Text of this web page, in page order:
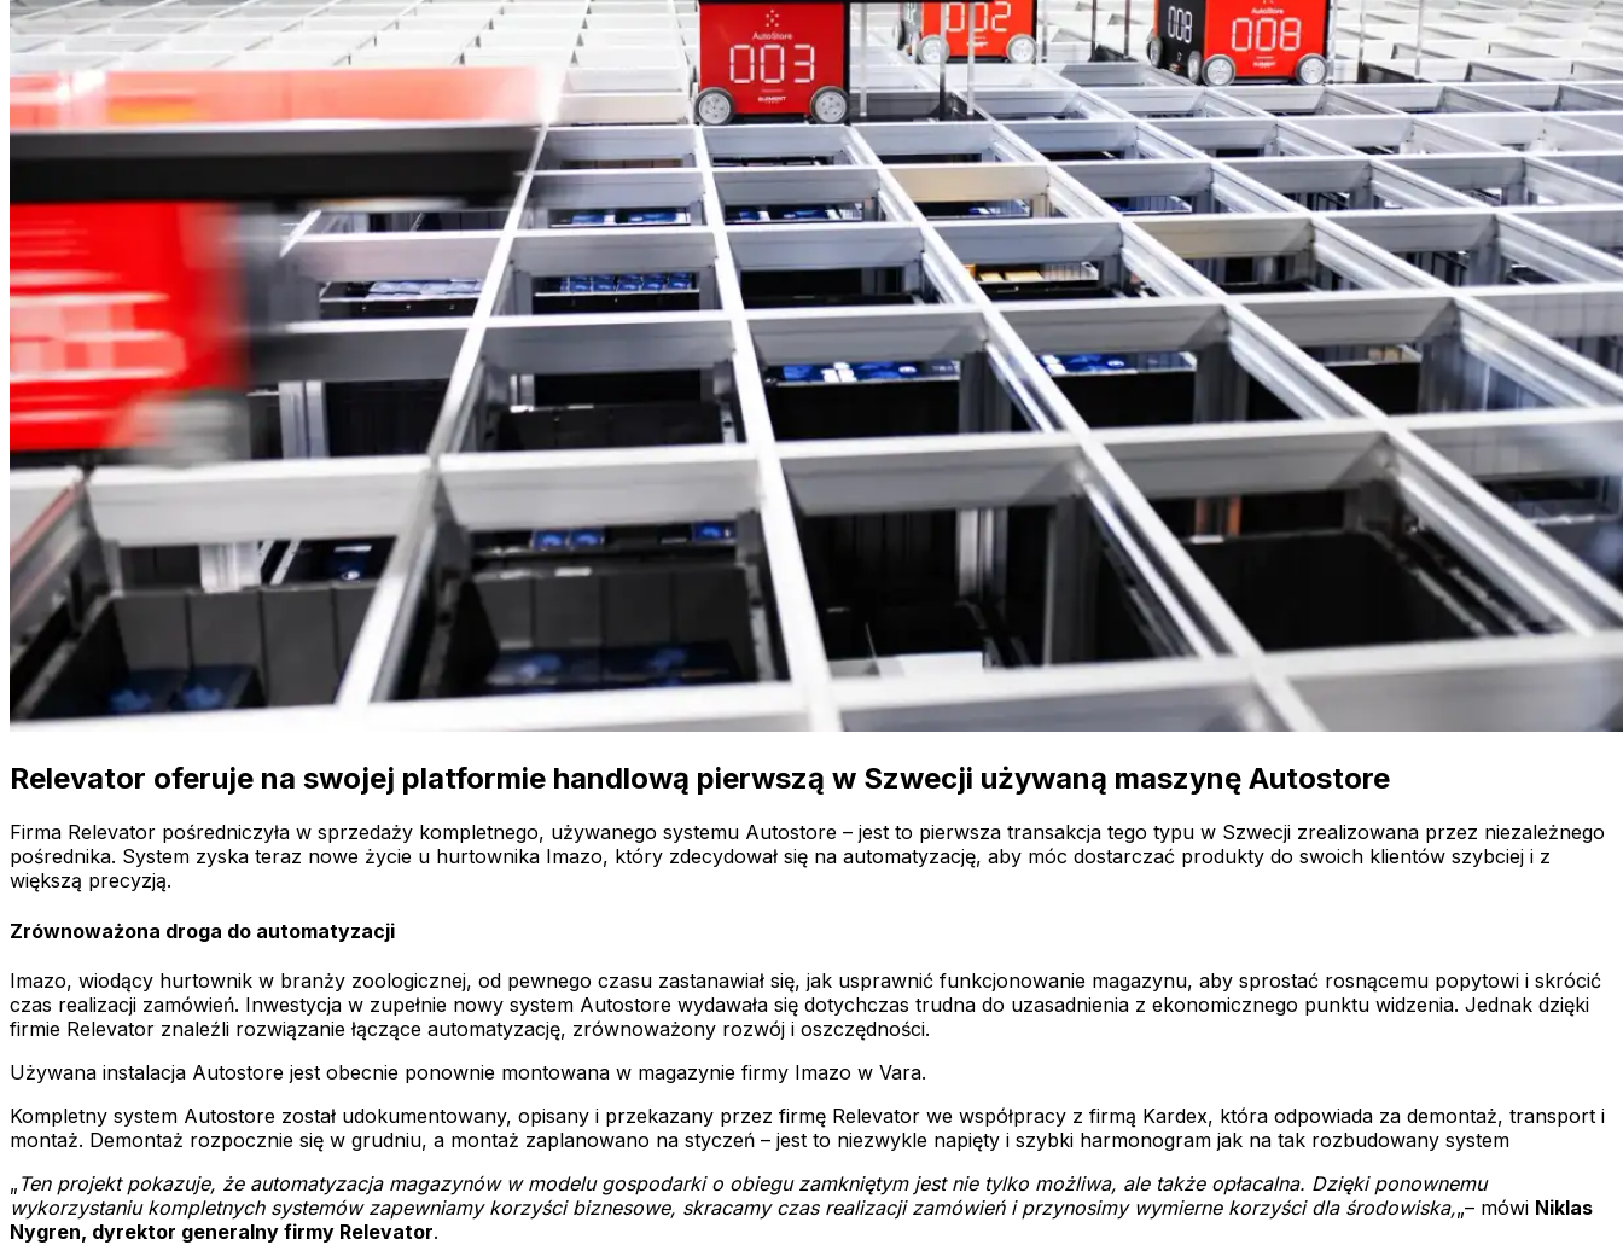
Relevator oferuje na swojej platformie handlową pierwszą w Szwecji używaną maszynę Autostore
Firma Relevator pośredniczyła w sprzedaży kompletnego, używanego systemu Autostore – jest to pierwsza transakcja tego typu w Szwecji zrealizowana przez niezależnego
pośrednika. System zyska teraz nowe życie u hurtownika Imazo, który zdecydował się na automatyzację, aby móc dostarczać produkty do swoich klientów szybciej i z
większą precyzją.
Zrównoważona droga do automatyzacji
Imazo, wiodący hurtownik w branży zoologicznej, od pewnego czasu zastanawiał się, jak usprawnić funkcjonowanie magazynu, aby sprostać rosnącemu popytowi i skrócić
czas realizacji zamówień. Inwestycja w zupełnie nowy system Autostore wydawała się dotychczas trudna do uzasadnienia z ekonomicznego punktu widzenia. Jednak dzięki
firmie Relevator znaleźli rozwiązanie łączące automatyzację, zrównoważony rozwój i oszczędności.
Używana instalacja Autostore jest obecnie ponownie montowana w magazynie firmy Imazo w Vara.
Kompletny system Autostore został udokumentowany, opisany i przekazany przez firmę Relevator we współpracy z firmą Kardex, która odpowiada za demontaż, transport i
montaż. Demontaż rozpocznie się w grudniu, a montaż zaplanowano na styczeń – jest to niezwykle napięty i szybki harmonogram jak na tak rozbudowany system
„ Ten projekt pokazuje, że automatyzacja magazynów w modelu gospodarki o obiegu zamkniętym jest nie tylko możliwa, ale także opłacalna. Dzięki ponownemu
wykorzystaniu kompletnych systemów zapewniamy korzyści biznesowe, skracamy czas realizacji zamówień i przynosimy wymierne korzyści dla środowiska,„– mówi Niklas
Nygren, dyrektor generalny firmy Relevator.